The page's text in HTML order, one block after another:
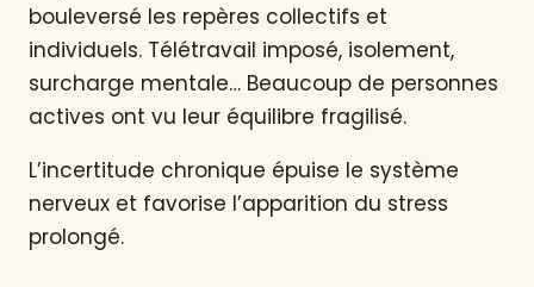
bouleversé les repères collectifs et
individuels. Télétravail imposé, isolement,
surcharge mentale… Beaucoup de personnes
actives ont vu leur équilibre fragilisé.
L’incertitude chronique épuise le système
nerveux et favorise l’apparition du stress
prolongé.